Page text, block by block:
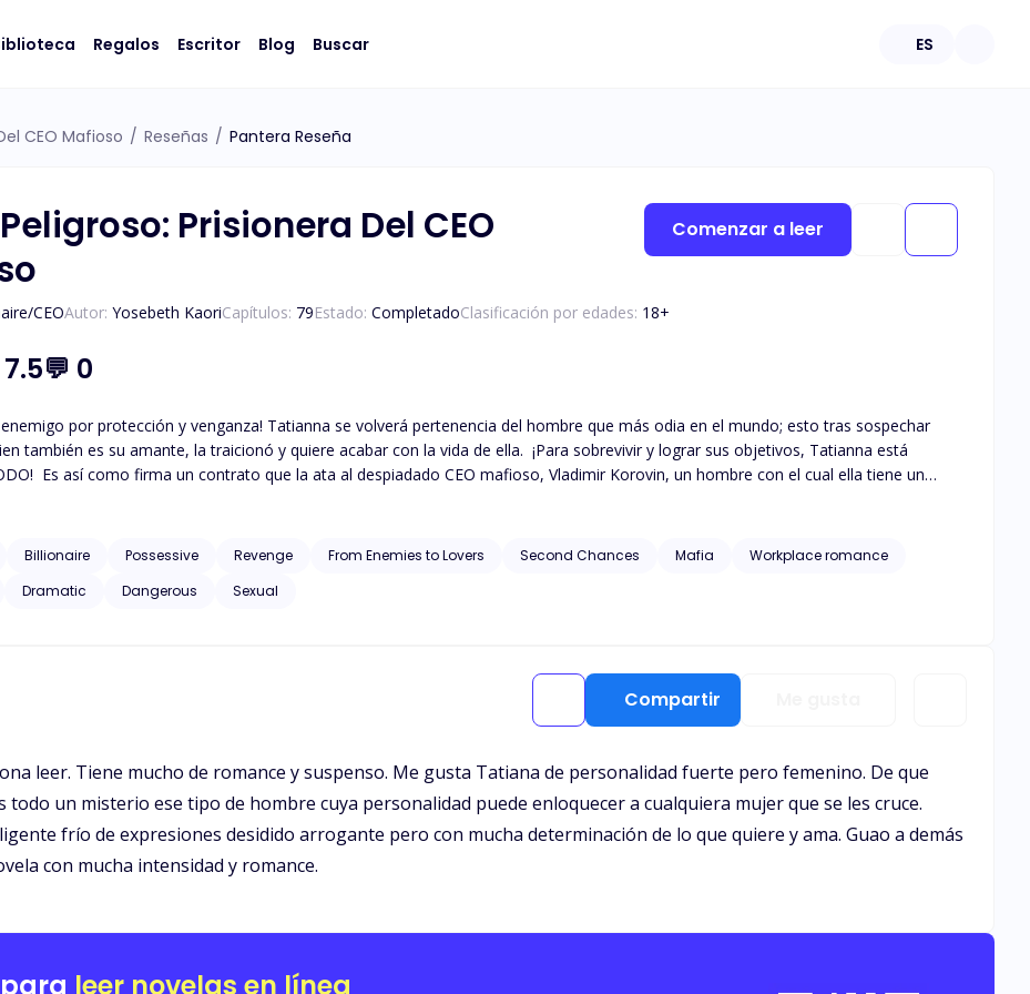
Regalos Escritor Blog Buscar ES
CEO Mafioso / Reseñas / Pantera Reseña
Prisionera Del CEO
CEOAutor: Yosebeth KaoriCapítulos: 79Estado: CompletadoClasificación por edades: 18+
7.5💬 0
Tatianna se volverá pertenencia del hombre que más odia en el mundo; esto tras sospechar
es su amante, la traicionó y quiere acabar con la vida de ella. ¡Para sobrevivir y lograr sus objetivos, Tatianna está
con el cual ella tiene un
destruir a su enemigo en común, pero hay un pequeño problema… Ellos no esperaban
que sus sentimientos interfieran en sus verdaderos planes? ¿Podrán tener un final… feliz?
Billionaire Possessive Revenge From Enemies to Lovers Second Chances Mafia
Workplace romance
Dramatic Dangerous Sexual
Comenzar a leer
Compartir
leer. Tiene mucho de romance y suspenso. Me gusta Tatiana de personalidad fuerte pero femenino. De que
un misterio ese tipo de hombre cuya personalidad puede enloquecer a cualquiera mujer que se les cruce.
frío de expresiones desidido arrogante pero con mucha determinación de lo que quiere y ama. Guao a demás
con mucha intensidad y romance.
leer novelas en línea